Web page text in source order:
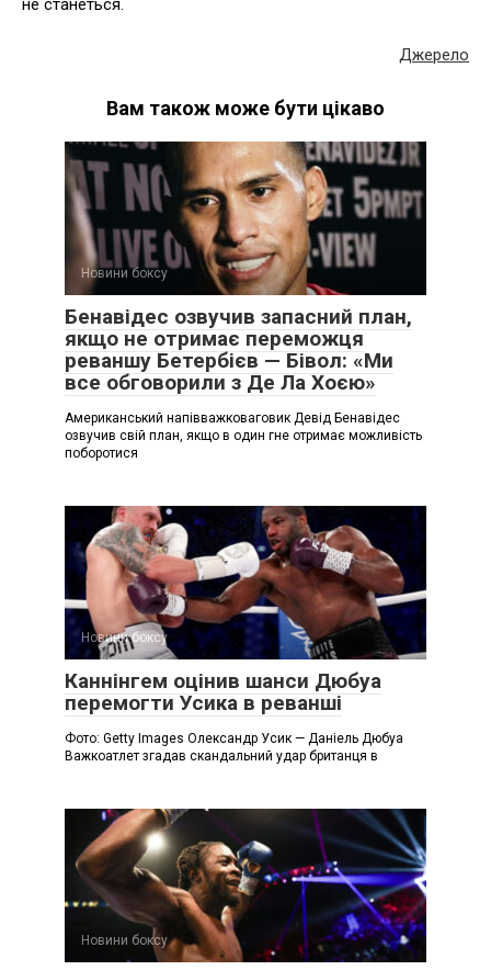
не станеться.
Джерело
Вам також може бути цікаво
Новини боксу
Бенавідес озвучив запасний план,
якщо не отримає переможця
реваншу Бетербієв — Бівол: «Ми
все обговорили з Де Ла Хоєю»
Американський напівважковаговик Девід Бенавідес
озвучив свій план, якщо в один гне отримає можливість
поборотися
Новини боксу
Каннінгем оцінив шанси Дюбуа
перемогти Усика в реванші
Фото: Getty Images Олександр Усик — Даніель Дюбуа
Важкоатлет згадав скандальний удар британця в
Новини боксу